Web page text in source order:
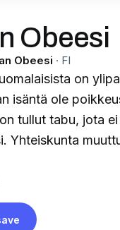
Obeesi
Obeesi · FI
on
isäntä ole
tullut tabu, jota ei
Yhteiskunta
että tavalliset
Olemme jostain
emmekä enää